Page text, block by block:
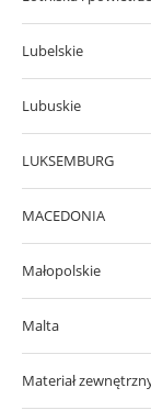
Lubelskie
Lubuskie
LUKSEMBURG
MACEDONIA
Małopolskie
Malta
Materiał